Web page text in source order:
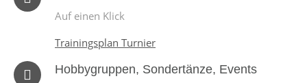
Auf einen Klick
Trainingsplan Turnier
Hobbygruppen, Sondertänze, Events